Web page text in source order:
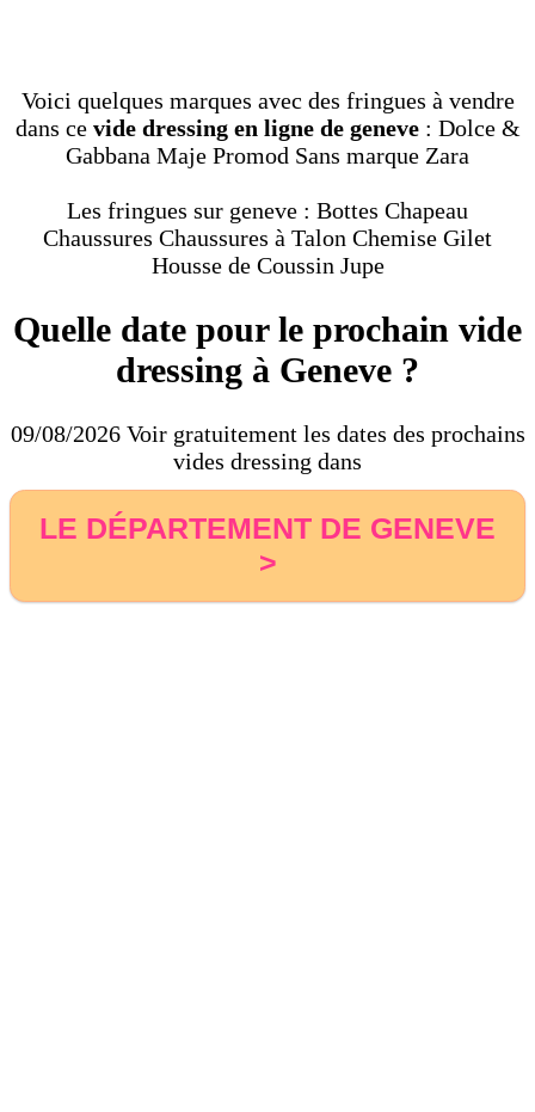
Voici quelques marques avec des fringues à vendre
dans ce vide dressing en ligne de geneve: Dolce &
Gabbana Maje Promod Sans marque Zara
Les fringues sur geneve : Bottes Chapeau
Chaussures Chaussures à Talon Chemise Gilet
Housse de Coussin Jupe
Quelle date pour le prochain vide
dressing à Geneve ?
09/08/2026 Voir gratuitement les dates des prochains
vides dressing dans
LE DÉPARTEMENT DE GENEVE